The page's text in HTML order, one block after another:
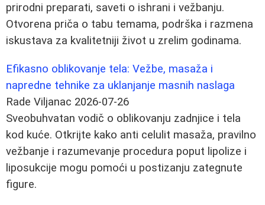
prirodni preparati, saveti o ishrani i vežbanju.
Otvorena priča o tabu temama, podrška i razmena
iskustava za kvalitetniji život u zrelim godinama.
Efikasno oblikovanje tela: Vežbe, masaža i
napredne tehnike za uklanjanje masnih naslaga
Rade Viljanac 2026-07-26
Sveobuhvatan vodič o oblikovanju zadnjice i tela
kod kuće. Otkrijte kako anti celulit masaža, pravilno
vežbanje i razumevanje procedura poput lipolize i
liposukcije mogu pomoći u postizanju zategnute
figure.